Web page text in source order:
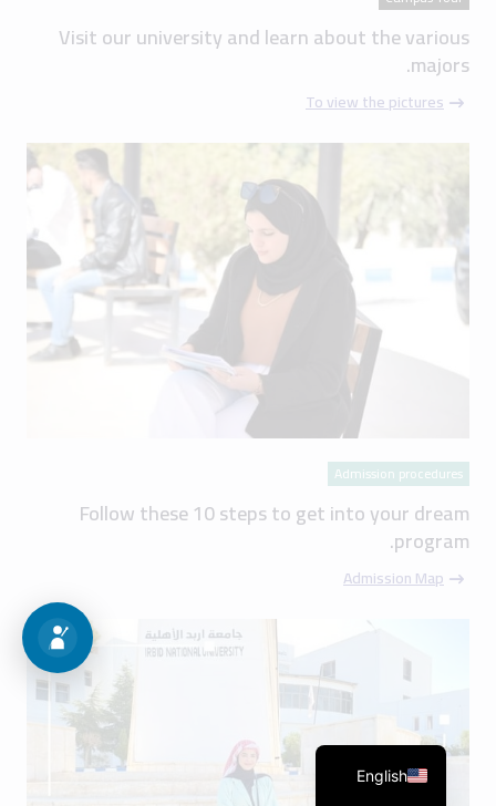
Visit our university and learn about the various
majors.
To view the pictures
Admission procedures
Follow these 10 steps to get into your dream
program.
Admission Map
English